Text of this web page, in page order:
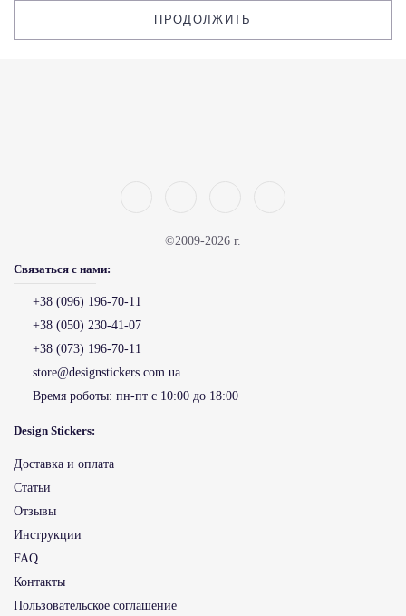
ПРОДОЛЖИТЬ
©2009-2026 г.
Связаться с нами:
+38 (096) 196-70-11
+38 (050) 230-41-07
+38 (073) 196-70-11
store@designstickers.com.ua
Время роботы: пн-пт с 10:00 до 18:00
Design Stickers:
Доставка и оплата
Статьи
Отзывы
Инструкции
FAQ
Контакты
Пользовательское соглашение